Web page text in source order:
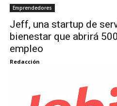
Emprendedores
Jeff, una startup de
bienestar que abrirá
empleo
Redacción